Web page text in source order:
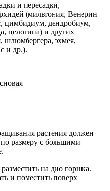
и пересадки,
(мильтония, Венерин
цимбидиум, дендробиум,
целогина) и других
шлюмбергера, эхмея,
и др.).
растения должен
размеру с большими
на дно горшка.
и поместить поверх